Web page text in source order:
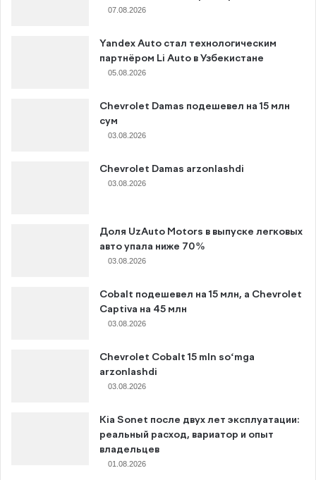
07.08.2026
Yandex Auto стал технологическим
партнёром Li Auto в Узбекистане
05.08.2026
Chevrolet Damas подешевел на 15 млн
сум
03.08.2026
Chevrolet Damas arzonlashdi
03.08.2026
Доля UzAuto Motors в выпуске легковых
авто упала ниже 70%
03.08.2026
Cobalt подешевел на 15 млн, а Chevrolet
Captiva на 45 млн
03.08.2026
Chevrolet Cobalt 15 mln so‘mga
arzonlashdi
03.08.2026
Kia Sonet после двух лет эксплуатации:
реальный расход, вариатор и опыт
владельцев
01.08.2026